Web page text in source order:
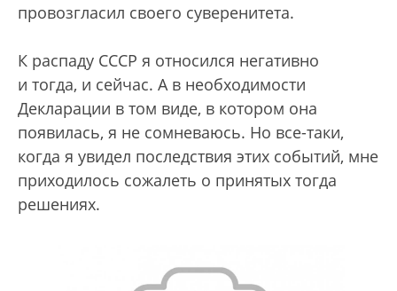
провозгласил своего суверенитета.
К распаду СССР я относился негативно
и тогда, и сейчас. А в необходимости
Декларации в том виде, в котором она
появилась, я не сомневаюсь. Но все-таки,
когда я увидел последствия этих событий, мне
приходилось сожалеть о принятых тогда
решениях.